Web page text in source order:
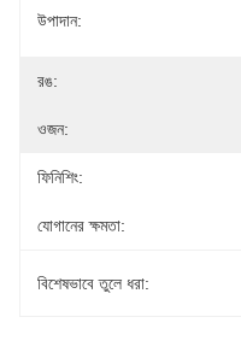
উপাদান:
রঙ:
ওজন:
ফিনিশিং:
যোগানের ক্ষমতা:
বিশেষভাবে তুলে ধরা: